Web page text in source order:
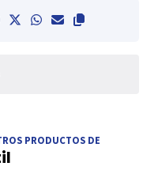
PRODUCTOS DE